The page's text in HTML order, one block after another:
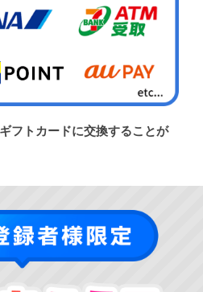
フトカードに交換することが